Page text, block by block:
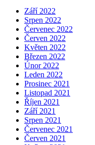
Září 2022
Srpen 2022
Červenec 2022
Červen 2022
Květen 2022
Březen 2022
Únor 2022
Leden 2022
Prosinec 2021
Listopad 2021
Říjen 2021
Září 2021
Srpen 2021
Červenec 2021
Červen 2021